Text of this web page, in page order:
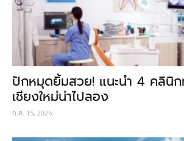
ปักหมุดยิ้มสวย! แนะนำ 4 คลินิก
เชียงใหม่น่าไปลอง
ก.ค. 15, 2026